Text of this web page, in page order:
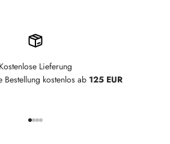
Kostenlose Lieferung
kostenlos ab 125 EUR